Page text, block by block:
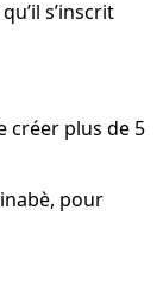
s’inscrit
créer plus de 5
pour